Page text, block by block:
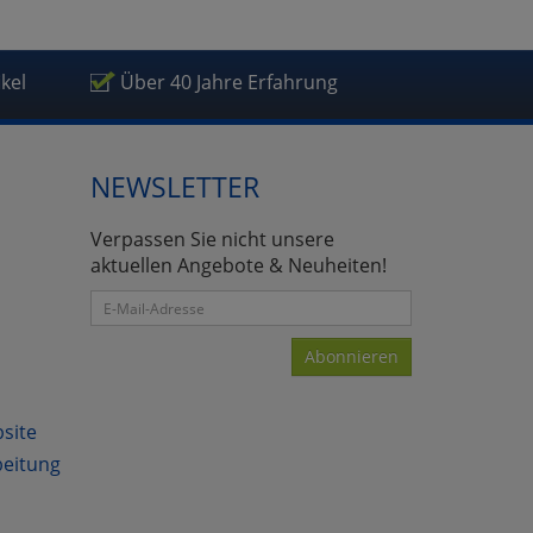
Über 40 Jahre Erfahrung
NEWSLETTER
Verpassen Sie nicht unsere
aktuellen Angebote & Neuheiten!
Abonnieren